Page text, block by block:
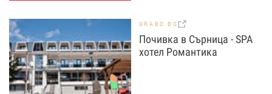
GRABO.BG
Почивка в Сърница - SPA
хотел Романтика